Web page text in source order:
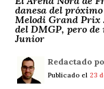
danesa del
Melodi Grand Prix
del DMGP, pero
Junior
Redactado
Publicado el 23